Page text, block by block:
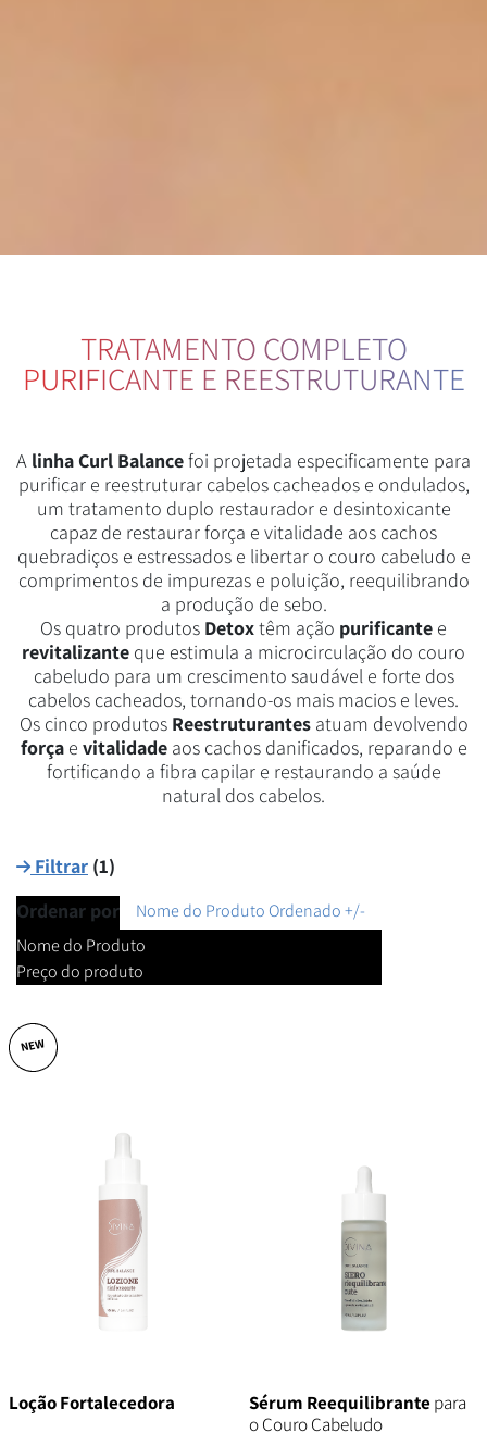
TRATAMENTO COMPLETO
PURIFICANTE E REESTRUTURANTE
A linha Curl Balancefoi projetada especificamente para
purificar e reestruturar cabelos cacheados e ondulados,
um tratamento duplo restaurador e desintoxicante
capaz de restaurar força e vitalidade aos cachos
quebradiços e estressados ​​e libertar o couro cabeludo e
comprimentos de impurezas e poluição, reequilibrando
a produção de sebo.
Os quatro produtos Detoxtêm ação purificante e
revitalizante que estimula a microcirculação do couro
cabeludo para um crescimento saudável e forte dos
cabelos cacheados, tornando-os mais macios e leves.
Os cinco produtos Reestruturantes atuam devolvendo
força e vitalidade aos cachos danificados, reparando e
fortificando a fibra capilar e restaurando a saúde
natural dos cabelos.
Filtrar (1)
Ordenar por
Nome do Produto Ordenado +/-
Nome do Produto
Preço do produto
NEW
Loção Fortalecedora Sérum Reequilibrantepara
o Couro Cabeludo